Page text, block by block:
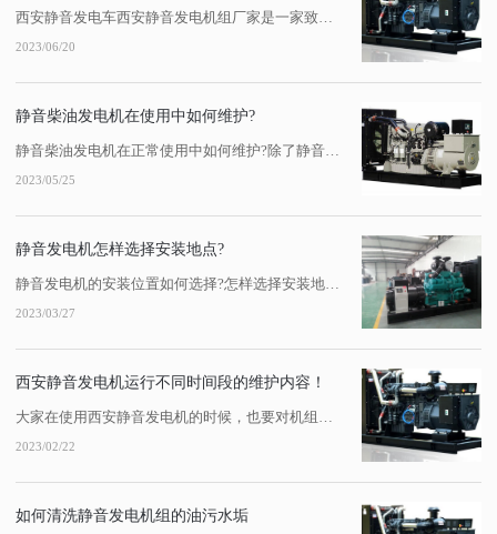
2023/06/20
静音柴油发电机在使用中如何维护?
2023/05/25
静音发电机怎样选择安装地点?
2023/03/27
西安静音发电机运行不同时间段的维护内容！
2023/02/22
如何清洗静音发电机组的油污水垢